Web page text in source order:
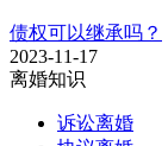
债权可以继承吗？
2023-11-17
离婚知识
诉讼离婚